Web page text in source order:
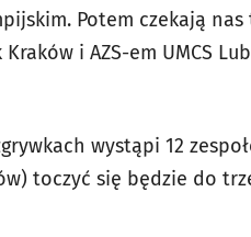
Potem czekają
Kraków i AZS-em UMCS
wystąpi 12
toczyć się będzie do